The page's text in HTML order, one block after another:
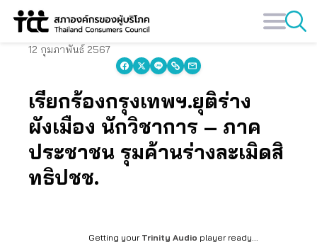
Skip
12 กุมภาพันธ์ 2567
เรียกร้องกรุงเทพฯ.ยุติร่าง
ผังเมือง นักวิชาการ – ภาค
ประชาชน รุมค้านร่างละเมิดสิ
ทธิปชช.
Getting your Trinity Audio player ready...